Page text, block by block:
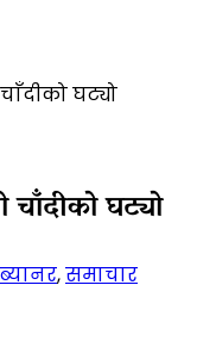
घट्यो
घट्यो
ब्यानर,समाचार